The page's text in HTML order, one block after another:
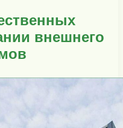
внешнего